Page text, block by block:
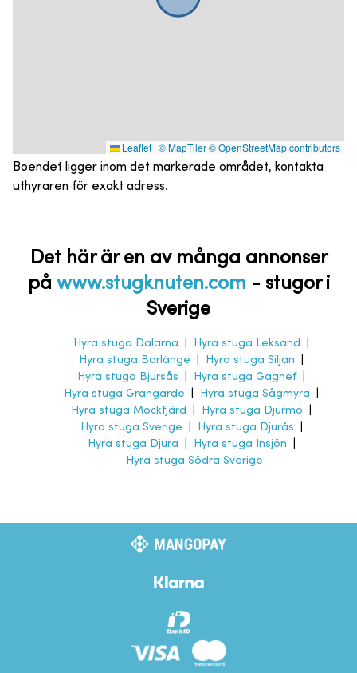
Leaflet | © MapTiler© OpenStreetMap contributors
Boendet ligger inom det markerade området, kontakta
uthyraren för exakt adress.
Det här är en av många annonser
på www.stugknuten.com - stugor i
Sverige
Hyra stuga Dalarna Hyra stuga Leksand
Hyra stuga Borlänge
Hyra stuga Siljan
Hyra stuga Bjursås
Hyra stuga Gagnef
Hyra stuga Grangärde
Hyra stuga Sågmyra
Hyra stuga Mockfjärd
Hyra stuga Djurmo
Hyra stuga Sverige
Hyra stuga Djurås
Hyra stuga Djura
Hyra stuga Insjön
Hyra stuga Södra Sverige